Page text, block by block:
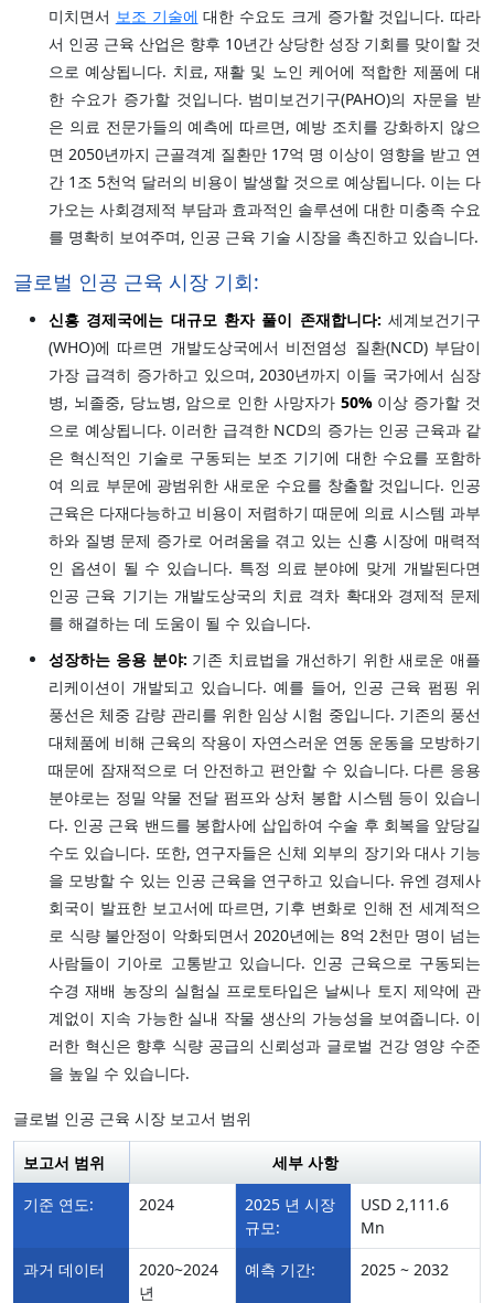
미치면서 보조 기술에 대한 수요도 크게 증가할 것입니다. 따라
서 인공 근육 산업은 향후 10년간 상당한 성장 기회를 맞이할 것
으로 예상됩니다. 치료, 재활 및 노인 케어에 적합한 제품에 대
한 수요가 증가할 것입니다. 범미보건기구(PAHO)의 자문을 받
은 의료 전문가들의 예측에 따르면, 예방 조치를 강화하지 않으
면 2050년까지 근골격계 질환만 17억 명 이상이 영향을 받고 연
간 1조 5천억 달러의 비용이 발생할 것으로 예상됩니다. 이는 다
가오는 사회경제적 부담과 효과적인 솔루션에 대한 미충족 수요
를 명확히 보여주며, 인공 근육 기술 시장을 촉진하고 있습니다.
글로벌 인공 근육 시장 기회:
신흥 경제국에는 대규모 환자 풀이 존재합니다: 세계보건기구
(WHO)에 따르면 개발도상국에서 비전염성 질환(NCD) 부담이
가장 급격히 증가하고 있으며, 2030년까지 이들 국가에서 심장
병, 뇌졸중, 당뇨병, 암으로 인한 사망자가 50%이상 증가할 것
으로 예상됩니다. 이러한 급격한 NCD의 증가는 인공 근육과 같
은 혁신적인 기술로 구동되는 보조 기기에 대한 수요를 포함하
여 의료 부문에 광범위한 새로운 수요를 창출할 것입니다. 인공
근육은 다재다능하고 비용이 저렴하기 때문에 의료 시스템 과부
하와 질병 문제 증가로 어려움을 겪고 있는 신흥 시장에 매력적
인 옵션이 될 수 있습니다. 특정 의료 분야에 맞게 개발된다면
인공 근육 기기는 개발도상국의 치료 격차 확대와 경제적 문제
를 해결하는 데 도움이 될 수 있습니다.
성장하는 응용 분야: 기존 치료법을 개선하기 위한 새로운 애플
리케이션이 개발되고 있습니다. 예를 들어, 인공 근육 펌핑 위
풍선은 체중 감량 관리를 위한 임상 시험 중입니다. 기존의 풍선
대체품에 비해 근육의 작용이 자연스러운 연동 운동을 모방하기
때문에 잠재적으로 더 안전하고 편안할 수 있습니다. 다른 응용
분야로는 정밀 약물 전달 펌프와 상처 봉합 시스템 등이 있습니
다. 인공 근육 밴드를 봉합사에 삽입하여 수술 후 회복을 앞당길
수도 있습니다. 또한, 연구자들은 신체 외부의 장기와 대사 기능
을 모방할 수 있는 인공 근육을 연구하고 있습니다. 유엔 경제사
회국이 발표한 보고서에 따르면, 기후 변화로 인해 전 세계적으
로 식량 불안정이 악화되면서 2020년에는 8억 2천만 명이 넘는
사람들이 기아로 고통받고 있습니다. 인공 근육으로 구동되는
수경 재배 농장의 실험실 프로토타입은 날씨나 토지 제약에 관
계없이 지속 가능한 실내 작물 생산의 가능성을 보여줍니다. 이
러한 혁신은 향후 식량 공급의 신뢰성과 글로벌 건강 영양 수준
을 높일 수 있습니다.
글로벌 인공 근육 시장 보고서 범위
보고서 범위
세부 사항
기준 연도:
2024
2025 년 시장
규모:
USD 2,111.6
Mn
과거 데이터
2020~2024
년
예측 기간: 2025 ~ 2032